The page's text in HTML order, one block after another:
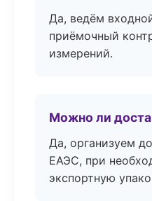
Да, ведём
приёмочный
измерений.
Можно ли
Да, организуем
ЕАЭС, при
экспортную